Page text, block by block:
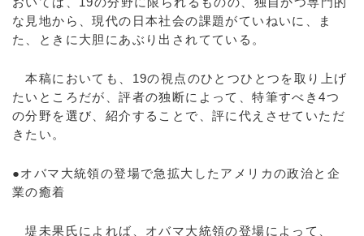
な見地から、現代の日本社会の課題がていねいに、ま
た、ときに大胆にあぶり出されてている。
本稿においても、19の視点のひとつひとつを取り上げ
たいところだが、評者の独断によって、特筆すべき4つ
の分野を選び、紹介することで、評に代えさせていただ
きたい。
●オバマ大統領の登場で急拡大したアメリカの政治と企
業の癒着
堤未果氏によれば、オバマ大統領の登場によって、